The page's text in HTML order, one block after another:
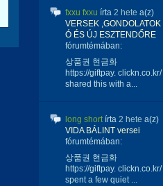
fxxu fxxu írta 2 hete a(z)
VERSEK ,GONDOLATOK
Ó ÉS ÚJ ESZTENDŐRE
fórumtémában:
상품권 현금화
https://giftpay. clickn.co.kr/ I
shared this with a...
long shortírta 2 hete a(z)
VIDA BÁLINT versei
fórumtémában:
상품권 현금화
https://giftpay. clickn.co.kr/ I
spent a few quiet ...